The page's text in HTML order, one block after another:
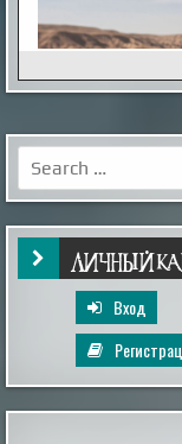
Иерихоне 9
Так называемый
во время
(сейчас —
Иордания).
Библии Иерихон
поселений в
непрерывно
| 20th Mar
Search
for:
ЛИЧНЫЙ
Вход